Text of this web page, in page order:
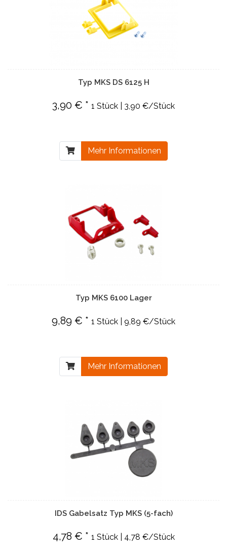
Typ MKS DS 6125 H
3,90 € * 1 Stück | 3,90 €/Stück
Mehr Informationen
Typ MKS 6100 Lager
9,89 € * 1 Stück | 9,89 €/Stück
Mehr Informationen
IDS Gabelsatz Typ MKS (5-fach)
4,78 € * 1 Stück | 4,78 €/Stück